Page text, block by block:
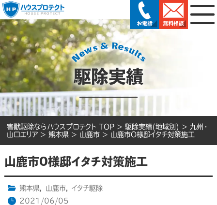
駆除実績
害獣駆除ならハウスプロテクト TOP > 駆除実績(地域別) > 九州・
山口エリア > 熊本県 > 山鹿市 > 山鹿市O様邸イタチ対策施工
山鹿市O様邸イタチ対策施工
熊本県, 山鹿市,
イタチ駆除
2021/06/05